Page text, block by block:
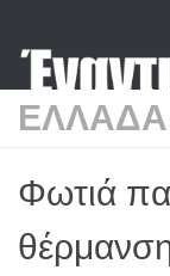
ΕΛΛΑΔΑ
Φωτιά